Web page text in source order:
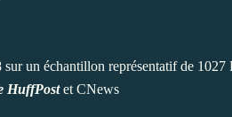
un échantillon représentatif de 1027
HuffPost et CNews